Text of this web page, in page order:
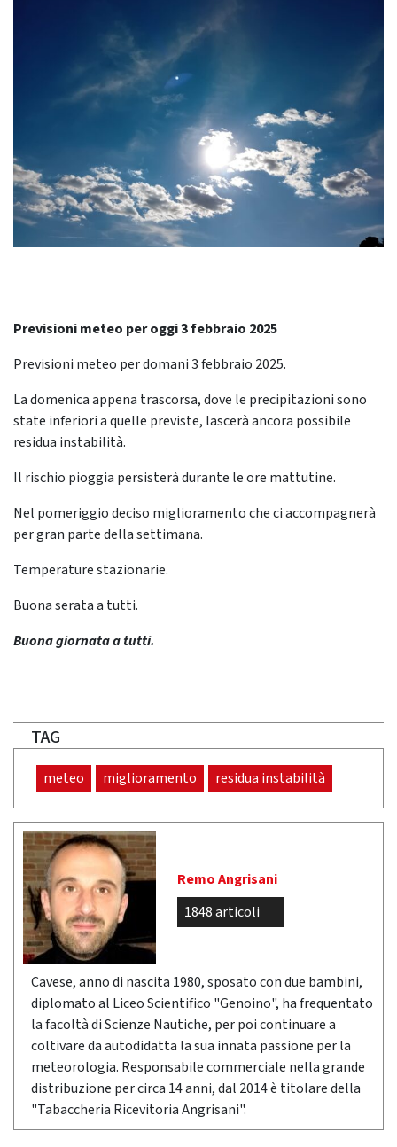
Previsioni meteo per oggi 3 febbraio 2025
Previsioni meteo per domani 3 febbraio 2025.
La domenica appena trascorsa, dove le precipitazioni sono
state inferiori a quelle previste, lascerà ancora possibile
residua instabilità.
Il rischio pioggia persisterà durante le ore mattutine.
Nel pomeriggio deciso miglioramento che ci accompagnerà
per gran parte della settimana.
Temperature stazionarie.
Buona serata a tutti.
Buona giornata a tutti.
TAG
meteo miglioramento residua instabilità
Remo Angrisani
1848 articoli
Cavese, anno di nascita 1980, sposato con due bambini,
diplomato al Liceo Scientifico "Genoino", ha frequentato
la facoltà di Scienze Nautiche, per poi continuare a
coltivare da autodidatta la sua innata passione per la
meteorologia. Responsabile commerciale nella grande
distribuzione per circa 14 anni, dal 2014 è titolare della
"Tabaccheria Ricevitoria Angrisani".